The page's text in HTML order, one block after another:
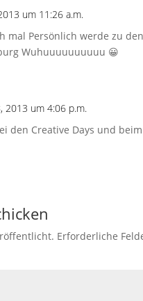
um 11:26 a.m.
mal Persönlich werde zu
Wuhuuuuuuuuuu 😀
2013 um 4:06 p.m.
den Creative Days und
Erforderliche